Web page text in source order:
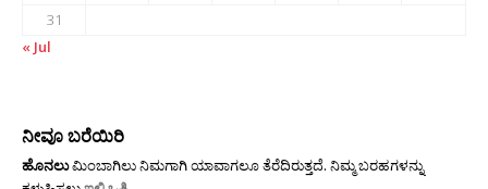
31
« Jul
ನೀವೂ ಬರೆಯಿರಿ
ಹೊನಲುಮಿಂಬಾಗಿಲು ನಿಮಗಾಗಿ ಯಾವಾಗಲೂ ತೆರೆದಿರುತ್ತದೆ. ನಿಮ್ಮ ಬರಹಗಳನ್ನು